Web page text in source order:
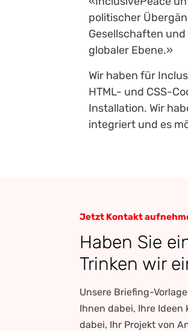
politischer
Gesellschaften
globaler Ebene.»
Wir haben für
HTML- und CSS-
Installation. Wir
integriert und es
Jetzt Kontakt
Haben Sie
Trinken wir
Unsere Briefing-
Ihnen dabei, Ihre
dabei, Ihr Projekt von